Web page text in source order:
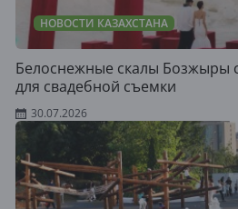
НОВОСТИ КАЗАХСТАНА
Белоснежные скалы Бозжыры
для свадебной съемки
30.07.2026